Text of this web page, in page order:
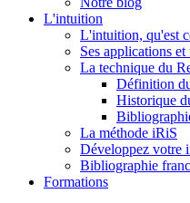
L'intuition
L'intuition, qu'est
Ses applications et
La technique du
Définition
Historique
La méthode iRiS
Développez votre
Bibliographie
Formations